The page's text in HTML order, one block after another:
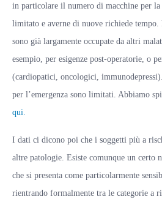
in particolare il numero di macchine per la
limitato e averne di nuove richiede
sono già largamente occupate da altri
esempio, per esigenze post-operatorie, o
(cardiopatici, oncologici,
per l’emergenza sono limitati. Abbiamo
qui
I dati ci dicono poi che i soggetti più a
altre patologie. Esiste comunque un certo
che si presenta come particolarmente
rientrando formalmente tra le categorie a